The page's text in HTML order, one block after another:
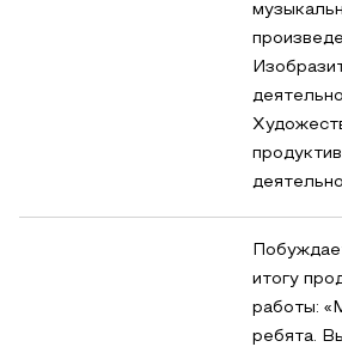
итогу
работы:
ребята.